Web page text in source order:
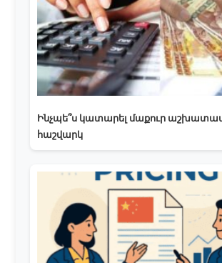
Ինչպե՞ս կատարել մաքուր
հաշվարկ